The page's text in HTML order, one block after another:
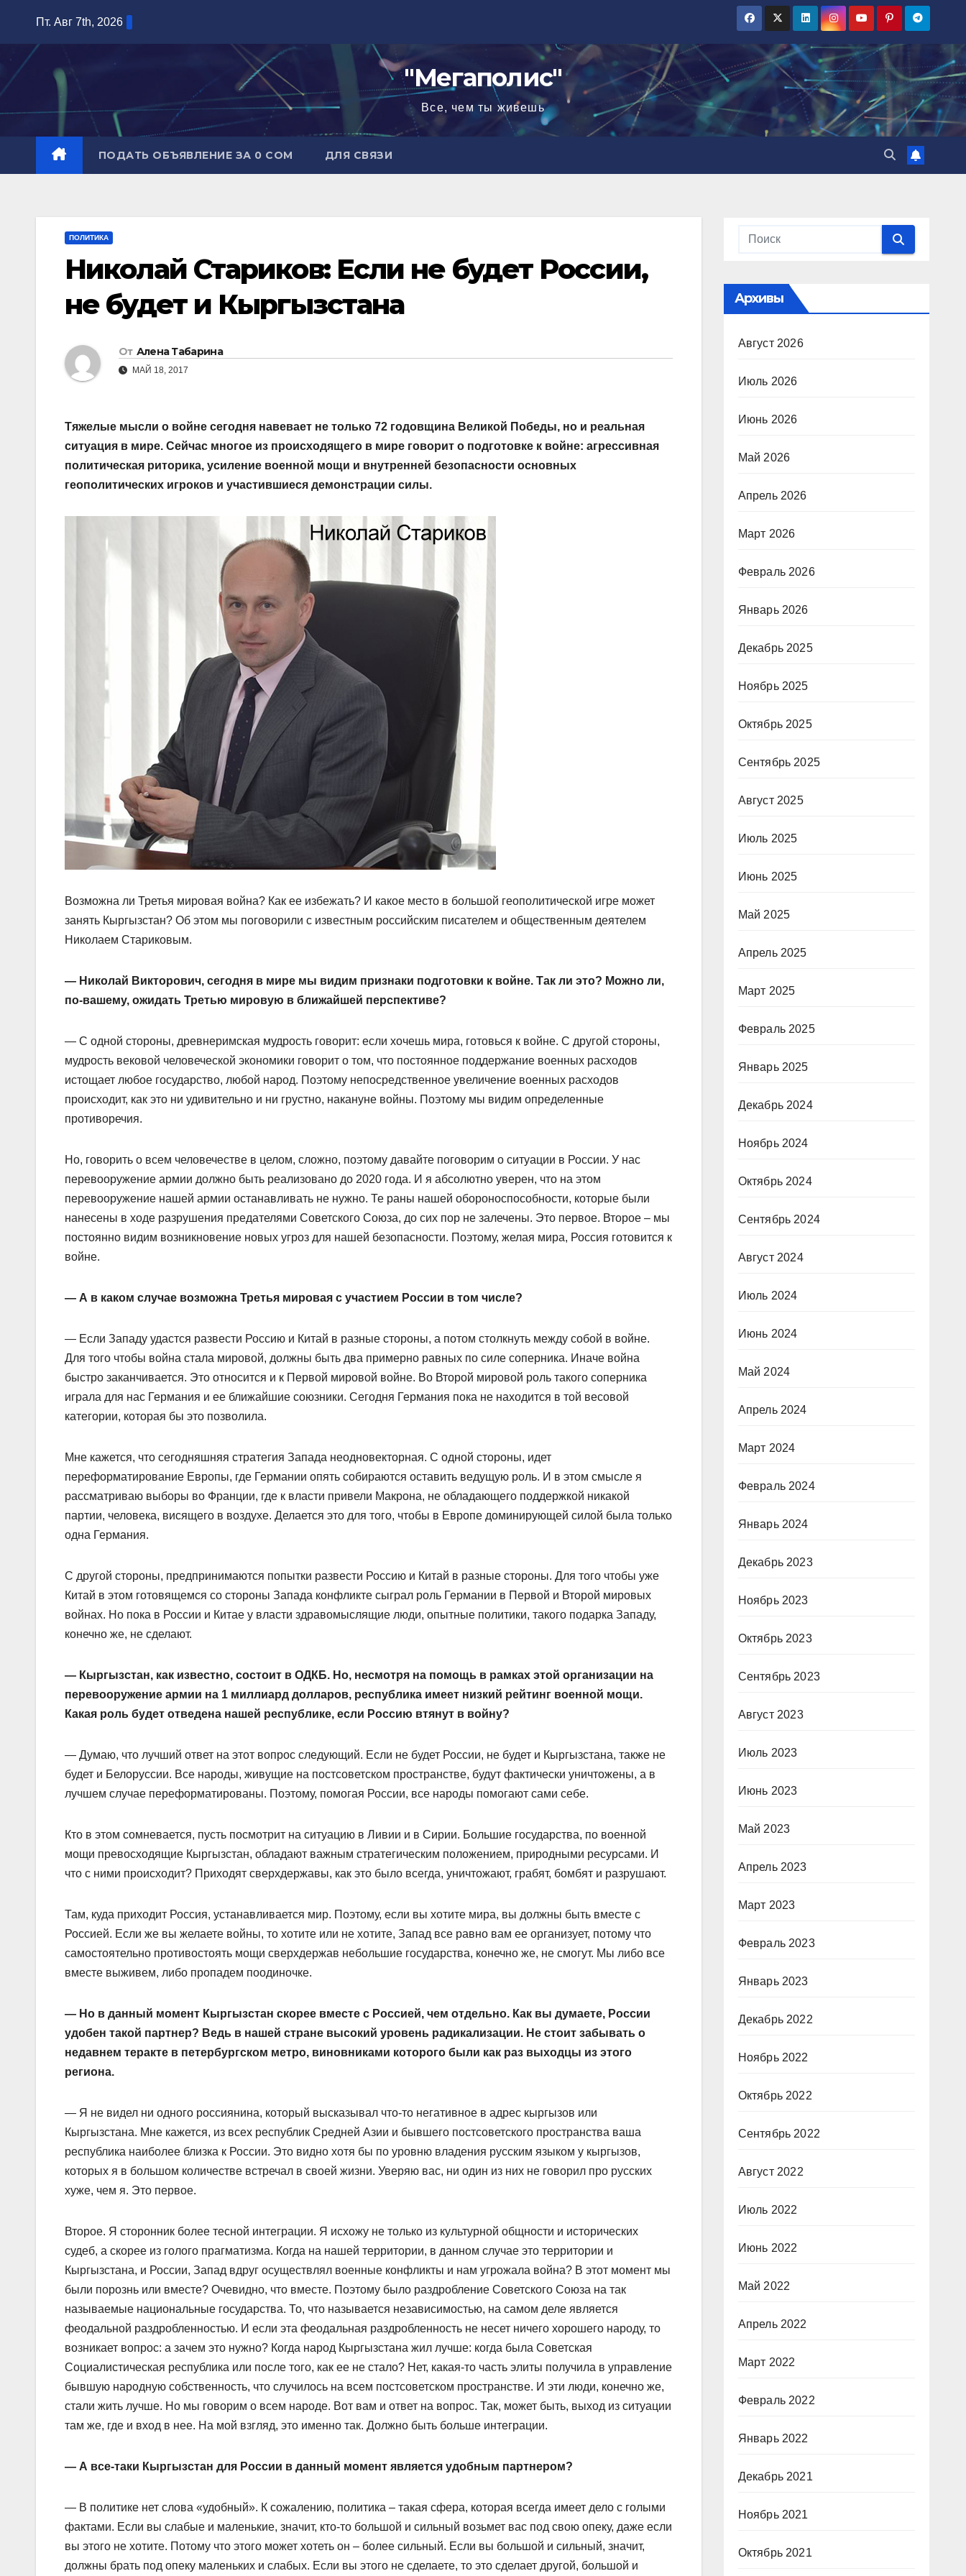
содержимому
Пт. Авг 7th, 2026
"Мегаполис"
Все, чем ты живешь
ПОДАТЬ ОБЪЯВЛЕНИЕ ЗА 0 СОМ ДЛЯ СВЯЗИ
ПОЛИТИКА
Николай Стариков: Если не будет России,
не будет и Кыргызстана
От Алена Табарина
МАЙ 18, 2017
Тяжелые мысли о войне сегодня навевает не только 72 годовщина Великой Победы, но и реальная
ситуация в мире. Сейчас многое из происходящего в мире говорит о подготовке к войне: агрессивная
политическая риторика, усиление военной мощи и внутренней безопасности основных
геополитических игроков и участившиеся демонстрации силы.
Возможна ли Третья мировая война? Как ее избежать? И какое место в большой геополитической игре может
занять Кыргызстан? Об этом мы поговорили с известным российским писателем и общественным деятелем
Николаем Стариковым.
— Николай Викторович, сегодня в мире мы видим признаки подготовки к войне. Так ли это? Можно ли,
по-вашему, ожидать Третью мировую в ближайшей перспективе?
— С одной стороны, древнеримская мудрость говорит: если хочешь мира, готовься к войне. С другой стороны,
мудрость вековой человеческой экономики говорит о том, что постоянное поддержание военных расходов
истощает любое государство, любой народ. Поэтому непосредственное увеличение военных расходов
происходит, как это ни удивительно и ни грустно, накануне войны. Поэтому мы видим определенные
противоречия.
Но, говорить о всем человечестве в целом, сложно, поэтому давайте поговорим о ситуации в России. У нас
перевооружение армии должно быть реализовано до 2020 года. И я абсолютно уверен, что на этом
перевооружение нашей армии останавливать не нужно. Те раны нашей обороноспособности, которые были
нанесены в ходе разрушения предателями Советского Союза, до сих пор не залечены. Это первое. Второе – мы
постоянно видим возникновение новых угроз для нашей безопасности. Поэтому, желая мира, Россия готовится к
войне.
— А в каком случае возможна Третья мировая с участием России в том числе?
— Если Западу удастся развести Россию и Китай в разные стороны, а потом столкнуть между собой в войне.
Для того чтобы война стала мировой, должны быть два примерно равных по силе соперника. Иначе война
быстро заканчивается. Это относится и к Первой мировой войне. Во Второй мировой роль такого соперника
играла для нас Германия и ее ближайшие союзники. Сегодня Германия пока не находится в той весовой
категории, которая бы это позволила.
Мне кажется, что сегодняшняя стратегия Запада неодновекторная. С одной стороны, идет
переформатирование Европы, где Германии опять собираются оставить ведущую роль. И в этом смысле я
рассматриваю выборы во Франции, где к власти привели Макрона, не обладающего поддержкой никакой
партии, человека, висящего в воздухе. Делается это для того, чтобы в Европе доминирующей силой была только
одна Германия.
С другой стороны, предпринимаются попытки развести Россию и Китай в разные стороны. Для того чтобы уже
Китай в этом готовящемся со стороны Запада конфликте сыграл роль Германии в Первой и Второй мировых
войнах. Но пока в России и Китае у власти здравомыслящие люди, опытные политики, такого подарка Западу,
конечно же, не сделают.
— Кыргызстан, как известно, состоит в ОДКБ. Но, несмотря на помощь в рамках этой организации на
перевооружение армии на 1 миллиард долларов, республика имеет низкий рейтинг военной мощи.
Какая роль будет отведена нашей республике, если Россию втянут в войну?
— Думаю, что лучший ответ на этот вопрос следующий. Если не будет России, не будет и Кыргызстана, также не
будет и Белоруссии. Все народы, живущие на постсоветском пространстве, будут фактически уничтожены, а в
лучшем случае переформатированы. Поэтому, помогая России, все народы помогают сами себе.
Кто в этом сомневается, пусть посмотрит на ситуацию в Ливии и в Сирии. Большие государства, по военной
мощи превосходящие Кыргызстан, обладают важным стратегическим положением, природными ресурсами. И
что с ними происходит? Приходят сверхдержавы, как это было всегда, уничтожают, грабят, бомбят и разрушают.
Там, куда приходит Россия, устанавливается мир. Поэтому, если вы хотите мира, вы должны быть вместе с
Россией. Если же вы желаете войны, то хотите или не хотите, Запад все равно вам ее организует, потому что
самостоятельно противостоять мощи сверхдержав небольшие государства, конечно же, не смогут. Мы либо все
вместе выживем, либо пропадем поодиночке.
— Но в данный момент Кыргызстан скорее вместе с Россией, чем отдельно. Как вы думаете, России
удобен такой партнер? Ведь в нашей стране высокий уровень радикализации. Не стоит забывать о
недавнем теракте в петербургском метро, виновниками которого были как раз выходцы из этого
региона.
— Я не видел ни одного россиянина, который высказывал что-то негативное в адрес кыргызов или
Кыргызстана. Мне кажется, из всех республик Средней Азии и бывшего постсоветского пространства ваша
республика наиболее близка к России. Это видно хотя бы по уровню владения русским языком у кыргызов,
которых я в большом количестве встречал в своей жизни. Уверяю вас, ни один из них не говорил про русских
хуже, чем я. Это первое.
Второе. Я сторонник более тесной интеграции. Я исхожу не только из культурной общности и исторических
судеб, а скорее из голого прагматизма. Когда на нашей территории, в данном случае это территории и
Кыргызстана, и России, Запад вдруг осуществлял военные конфликты и нам угрожала война? В этот момент мы
были порознь или вместе? Очевидно, что вместе. Поэтому было раздробление Советского Союза на так
называемые национальные государства. То, что называется независимостью, на самом деле является
феодальной раздробленностью. И если эта феодальная раздробленность не несет ничего хорошего народу, то
возникает вопрос: а зачем это нужно? Когда народ Кыргызстана жил лучше: когда была Советская
Социалистическая республика или после того, как ее не стало? Нет, какая-то часть элиты получила в управление
бывшую народную собственность, что случилось на всем постсоветском простран­стве. И эти люди, конечно же,
стали жить лучше. Но мы говорим о всем народе. Вот вам и ответ на вопрос. Так, может быть, выход из ситуации
там же, где и вход в нее. На мой взгляд, это именно так. Должно быть больше интеграции.
— А все-таки Кыргызстан для России в данный момент является удобным партнером?
— В политике нет слова «удобный». К сожалению, политика – такая сфера, которая всегда имеет дело с голыми
фактами. Если вы слабые и маленькие, значит, кто-то большой и сильный возьмет вас под свою опеку, даже если
вы этого не хотите. Потому что этого может хотеть он – более сильный. Если вы большой и сильный, значит,
должны брать под опеку маленьких и слабых. Если вы этого не сделаете, то это сделает другой, большой и
Архивы
Август 2026
Июль 2026
Июнь 2026
Май 2026
Апрель 2026
Март 2026
Февраль 2026
Январь 2026
Декабрь 2025
Ноябрь 2025
Октябрь 2025
Сентябрь 2025
Август 2025
Июль 2025
Июнь 2025
Май 2025
Апрель 2025
Март 2025
Февраль 2025
Январь 2025
Декабрь 2024
Ноябрь 2024
Октябрь 2024
Сентябрь 2024
Август 2024
Июль 2024
Июнь 2024
Май 2024
Апрель 2024
Март 2024
Февраль 2024
Январь 2024
Декабрь 2023
Ноябрь 2023
Октябрь 2023
Сентябрь 2023
Август 2023
Июль 2023
Июнь 2023
Май 2023
Апрель 2023
Март 2023
Февраль 2023
Январь 2023
Декабрь 2022
Ноябрь 2022
Октябрь 2022
Сентябрь 2022
Август 2022
Июль 2022
Июнь 2022
Май 2022
Апрель 2022
Март 2022
Февраль 2022
Январь 2022
Декабрь 2021
Ноябрь 2021
Октябрь 2021